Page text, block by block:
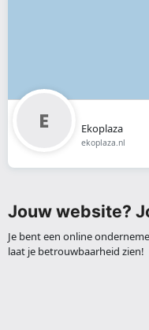
Ekoplaza
ekoplaza.nl
Jouw website?
Je bent een online
laat je betrouwbaarheid zien!